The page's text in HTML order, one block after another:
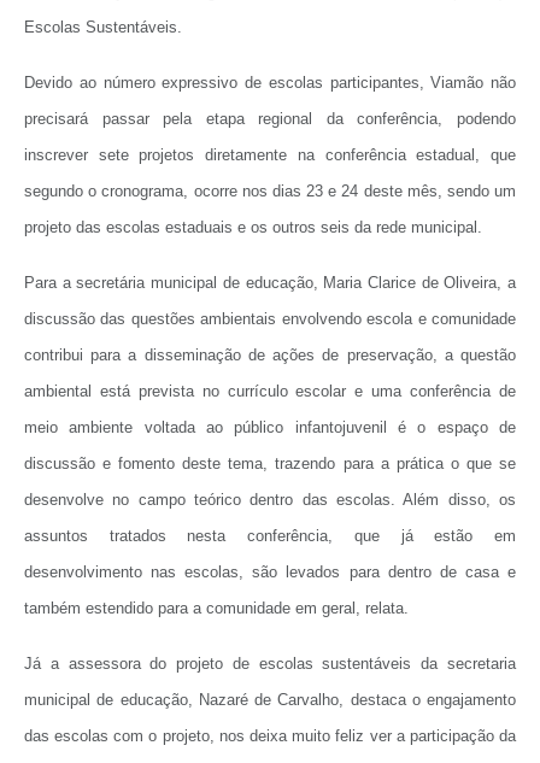
Escolas Sustentáveis.
Devido ao número expressivo de escolas participantes, Viamão não
precisará passar pela etapa regional da conferência, podendo
inscrever sete projetos diretamente na conferência estadual, que
segundo o cronograma, ocorre nos dias 23 e 24 deste mês, sendo um
projeto das escolas estaduais e os outros seis da rede municipal.
Para a secretária municipal de educação, Maria Clarice de Oliveira, a
discussão das questões ambientais envolvendo escola e comunidade
contribui para a disseminação de ações de preservação, a questão
ambiental está prevista no currículo escolar e uma conferência de
meio ambiente voltada ao público infantojuvenil é o espaço de
discussão e fomento deste tema, trazendo para a prática o que se
desenvolve no campo teórico dentro das escolas. Além disso, os
assuntos tratados nesta conferência, que já estão em
desenvolvimento nas escolas, são levados para dentro de casa e
também estendido para a comunidade em geral, relata.
Já a assessora do projeto de escolas sustentáveis da secretaria
municipal de educação, Nazaré de Carvalho, destaca o engajamento
das escolas com o projeto, nos deixa muito feliz ver a participação da